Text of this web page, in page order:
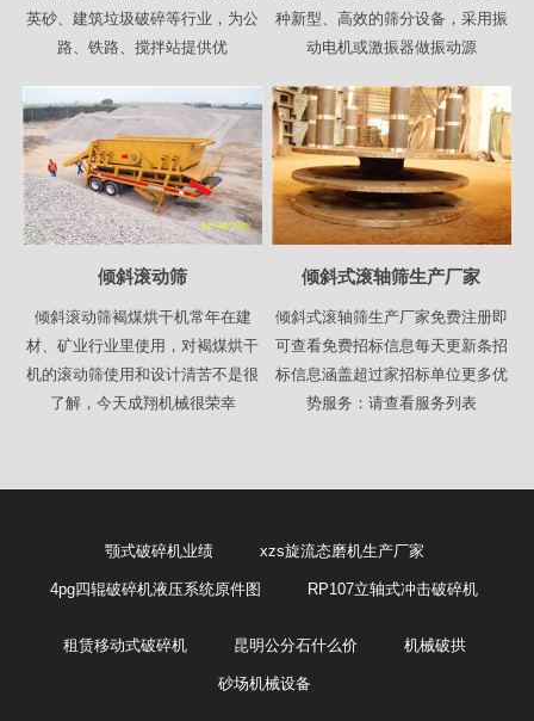
英砂、建筑垃圾破碎等行业，为公
路、铁路、搅拌站提供优
种新型、高效的筛分设备，采用振
动电机或激振器做振动源
倾斜滚动筛
倾斜滚动筛褐煤烘干机常年在建
材、矿业行业里使用，对褐煤烘干
机的滚动筛使用和设计清苦不是很
了解，今天成翔机械很荣幸
倾斜式滚轴筛生产厂家
倾斜式滚轴筛生产厂家免费注册即
可查看免费招标信息每天更新条招
标信息涵盖超过家招标单位更多优
势服务：请查看服务列表
颚式破碎机业绩 xzs旋流态磨机生产厂家
4pg四辊破碎机液压系统原件图 RP107立轴式冲击破碎机
租赁移动式破碎机 昆明公分石什么价 机械破拱
砂场机械设备